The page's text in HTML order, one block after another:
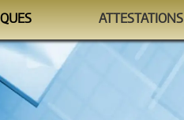
ATTESTATIONS
Auto-évaluations